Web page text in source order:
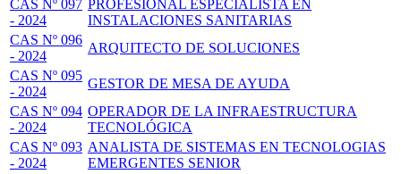
CAS Nº 097
- 2024
PROFESIONAL ESPECIALISTA EN
INSTALACIONES SANITARIAS
CAS Nº 096
- 2024
ARQUITECTO DE SOLUCIONES
CAS Nº 095
- 2024
GESTOR DE MESA DE AYUDA
CAS Nº 094
- 2024
OPERADOR DE LA INFRAESTRUCTURA
TECNOLÓGICA
CAS Nº 093
- 2024
ANALISTA DE SISTEMAS EN TECNOLOGIAS
EMERGENTES SENIOR